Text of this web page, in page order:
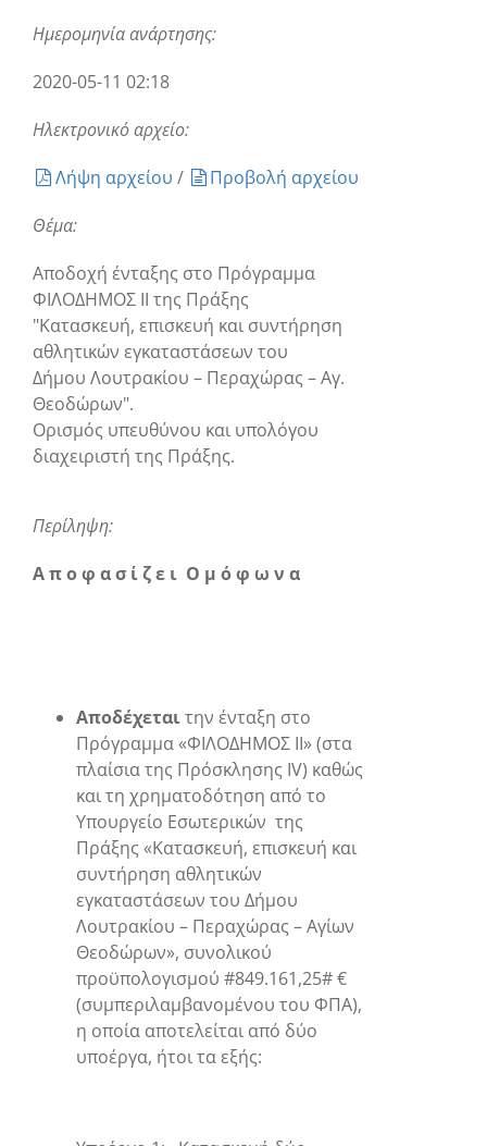
Ημερομηνία ανάρτησης:
2020-05-11 02:18
Ηλεκτρονικό αρχείο:
Λήψη αρχείου /
Προβολή αρχείου
Θέμα:
Αποδοχή ένταξης στο Πρόγραμμα
ΦΙΛΟΔΗΜΟΣ II της Πράξης
"Κατασκευή, επισκευή και συντήρηση
αθλητικών εγκαταστάσεων του
Δήμου Λουτρακίου – Περαχώρας – Αγ.
Θεοδώρων".
Ορισμός υπευθύνου και υπολόγου
διαχειριστή της Πράξης.
Περίληψη:
Α π ο φ α σ ί ζ ε ι Ο μ ό φ ω ν α
Αποδέχεταιτην ένταξη στο
Πρόγραμμα «ΦΙΛΟΔΗΜΟΣ ΙΙ» (στα
πλαίσια της Πρόσκλησης ΙV) καθώς
και τη χρηματοδότηση από το
Υπουργείο Εσωτερικών της
Πράξης «Κατασκευή, επισκευή και
συντήρηση αθλητικών
εγκαταστάσεων του Δήμου
Λουτρακίου – Περαχώρας – Αγίων
Θεοδώρων», συνολικού
προϋπολογισμού #849.161,25# €
(συμπεριλαμβανομένου του ΦΠΑ),
η οποία αποτελείται από δύο
υποέργα, ήτοι τα εξής: